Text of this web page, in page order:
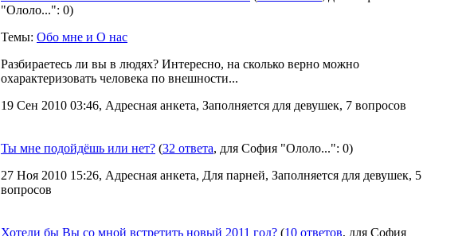
"Ололо...": 0)
Темы: Обо мне и О нас
Разбираетесь ли вы в людях? Интересно, на сколько верно можно
охарактеризовать человека по внешности...
19 Сен 2010 03:46, Адресная анкета, Заполняется для девушек, 7 вопросов
Ты мне подойдёшь или нет? (32 ответа, для София "Ололо...": 0)
27 Ноя 2010 15:26, Адресная анкета, Для парней, Заполняется для девушек, 5
вопросов
Хотели бы Вы со мной встретить новый 2011 год? (10 ответов, для София